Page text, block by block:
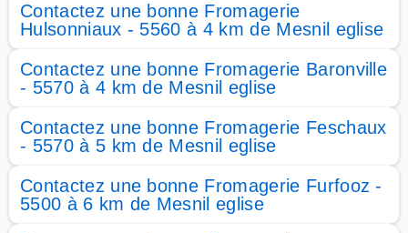
Contactez une bonne Fromagerie
Hulsonniaux - 5560 à 4 km de Mesnil eglise
Contactez une bonne Fromagerie Baronville
- 5570 à 4 km de Mesnil eglise
Contactez une bonne Fromagerie Feschaux
- 5570 à 5 km de Mesnil eglise
Contactez une bonne Fromagerie Furfooz -
5500 à 6 km de Mesnil eglise